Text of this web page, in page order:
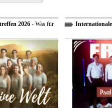
2026- Was für